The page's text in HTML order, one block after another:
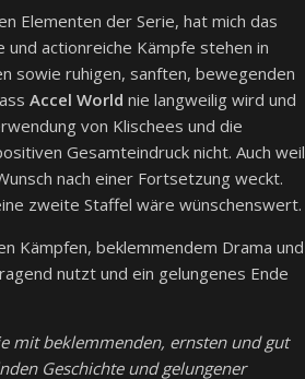
Elementen der Serie, hat mich das
actionreiche Kämpfe stehen in
sowie ruhigen, sanften, bewegenden
Accel World nie langweilig wird und
von Klischees und die
Gesamteindruck nicht. Auch weil
nach einer Fortsetzung weckt.
zweite Staffel wäre wünschenswert.
Kämpfen, beklemmendem Drama und
nutzt und ein gelungenes Ende
mit beklemmenden, ernsten und gut
Geschichte und gelungener